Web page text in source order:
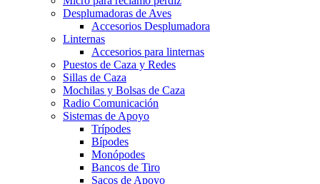
Desplumadoras de Aves
Accesorios Desplumadora
Linternas
Accesorios para linternas
Puestos de Caza y Redes
Sillas de Caza
Mochilas y Bolsas de Caza
Radio Comunicación
Sistemas de Apoyo
Trípodes
Bípodes
Monópodes
Bancos de Tiro
Sacos de Apoyo